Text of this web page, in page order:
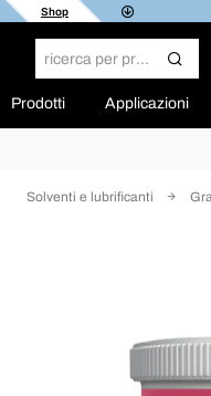
Shop
Prodotti Applicazioni
Solventi e lubrificanti